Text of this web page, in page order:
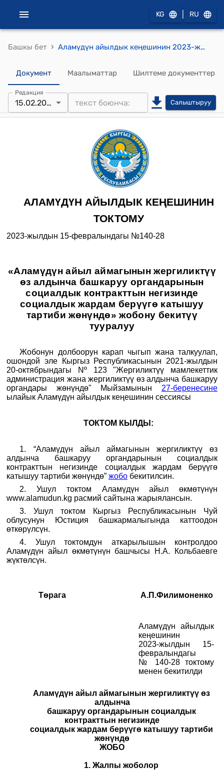
KG RU
Башкы бет › Аламүдүн айылдык кеңешинин 2023-жылдын 15-февралындагы №140-28 «Аламүдүн айыл аймагынын жергиликтүү өз алдынча башкаруу органдарынын социалдык контракттын негизинде социалдык жардам берүүгө катышуу тартиби жөнүндө» жобону бекитүү тууралуу" токтому
Документ Маалыматтар Шилтеме документтер
Редакция
15.02.2023 Салыштыруу